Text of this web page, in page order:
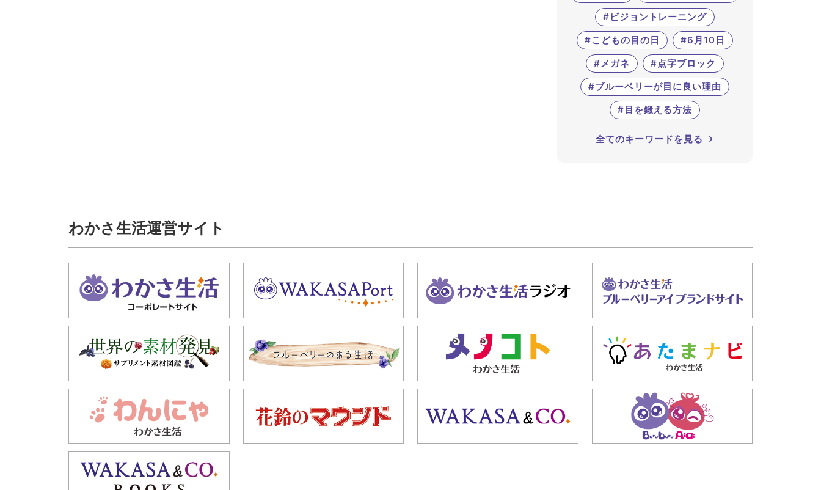
#ビジョントレーニング
#こどもの目の日
#6月10日
#メガネ
#点字ブロック
#ブルーベリーが目に良い理由
#目を鍛える方法
全てのキーワードを見る
わかさ生活運営サイト